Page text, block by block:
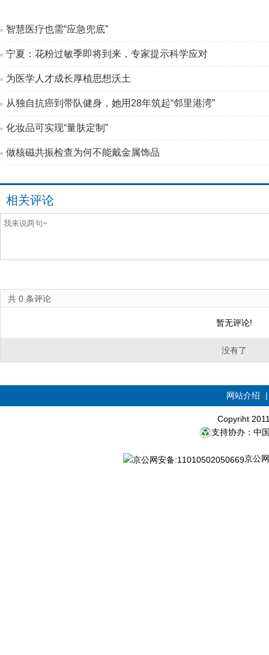
智慧医疗也需“应急兜底”
宁夏：花粉过敏季即将到来，专家提示科学应对
为医学人才成长厚植思想沃土
从独自抗癌到带队健身，她用28年筑起“邻里港湾”
化妆品可实现“量肤定制”
做核磁共振检查为何不能戴金属饰品
相关评论
共 0 条评论
暂无评论!
没有了
网站介绍
Copyriht
支持协办：中
京公